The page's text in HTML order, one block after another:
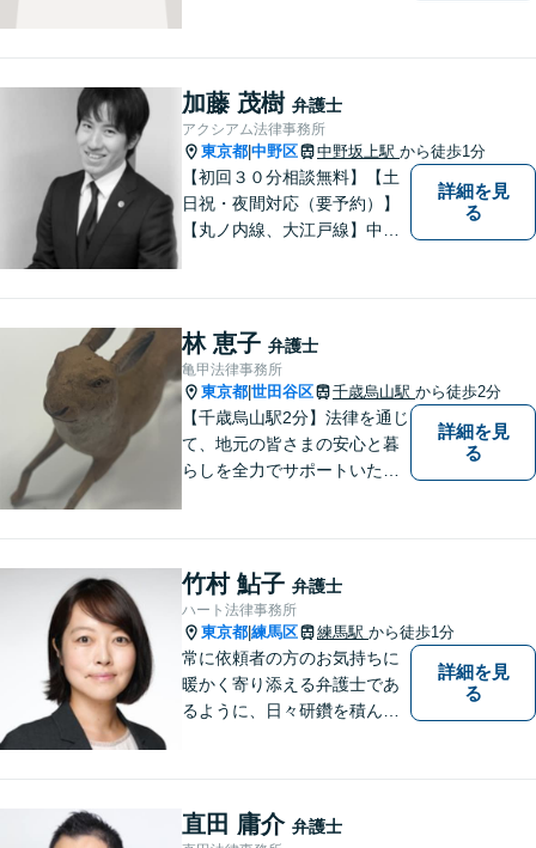
加藤 茂樹 弁護士
アクシアム法律事務所
東京都 中野区 中野坂上駅 から徒歩1分
【初回３０分相談無料】【土
日祝・夜間対応（要予約）】
【丸ノ内線、大江戸線】中野
密着型の弁護士です。 おかげ
さまで、都内のみならず全国
からご相談をいただいており
ます。
詳細を見
る
林 恵子 弁護士
亀甲法律事務所
東京都 世田谷区 千歳烏山駅 から徒歩2分
【千歳烏山駅2分】法律を通じ
て、地元の皆さまの安心と暮
らしを全力でサポートいたし
に複雑なお悩みでも、安心し
てご相談ください。※電話は
面談予約のみ。【地域密着型
の法律事務所】
詳細を見
る
竹村 鮎子 弁護士
ハート法律事務所
東京都 練馬区 練馬駅 から徒歩1分
常に依頼者の方のお気持ちに
暖かく寄り添える弁護士であ
るように、日々研鑽を積んで
相談を多く受けております。
皆様が明るい未来を進めるよ
詳細を見
る
直田 庸介 弁護士